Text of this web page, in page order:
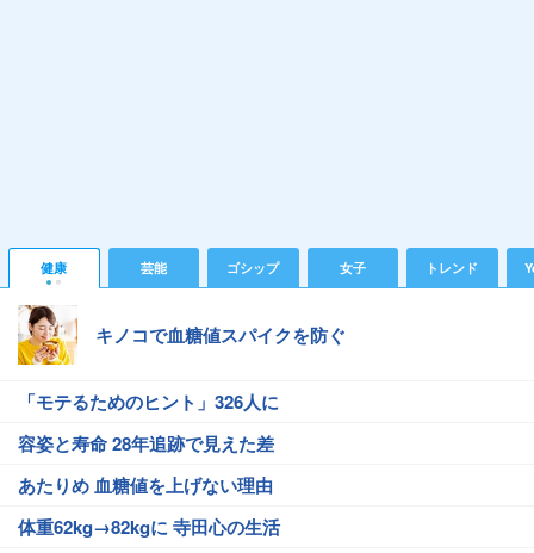
健康 芸能 ゴシップ 女子 トレンド
キノコで血糖値スパイクを防ぐ
「モテるためのヒント」326人に
容姿と寿命 28年追跡で見えた差
あたりめ 血糖値を上げない理由
体重62kg→82kgに 寺田心の生活